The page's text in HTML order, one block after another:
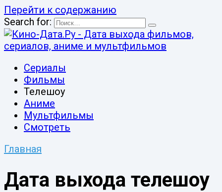
Перейти к содержанию
Search for:
Сериалы
Фильмы
Телешоу
Аниме
Мультфильмы
Смотреть
Главная
Дата выхода телешоу